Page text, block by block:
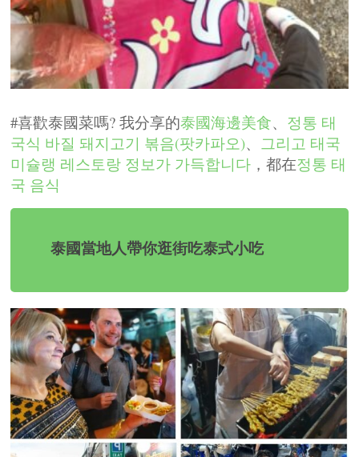
#喜歡泰國菜嗎? 我分享的泰國海邊美食、 정통 태
국식 바질 돼지고기 볶음(팟카파오)、 그리고 태국
미슐랭 레스토랑 정보가 가득합니다 ，都在정통 태
국 음식
泰國當地人帶你逛街吃泰式小吃